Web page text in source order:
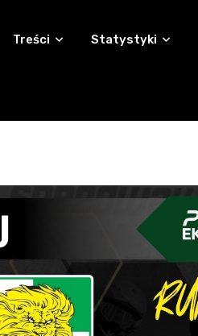
Treści Statystyki